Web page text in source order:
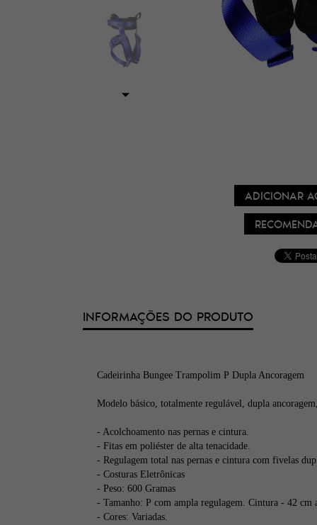
ADICIONAR
INFORMAÇÕES DO PRODUTO
Cadeirinha Bungee Trampolim P Dupla Ancoragem
Modelo básico, totalmente regulável, dupla
- Acolchoamento nas pernas e cintura.
- Fitas em poliéster de alta tenacidade.
- Regulagem total nas pernas e cintura com fivelas
- Costuras Eletrônicas
- Peso: 600 Gramas
- Tamanho: P com ampla regulagem. Cintura - 42 cm
- Cores: Variadas.